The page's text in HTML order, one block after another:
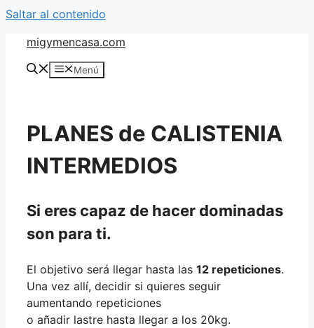
Saltar al contenido
migymencasa.com
Menú
PLANES de CALISTENIA
INTERMEDIOS
Si eres capaz de hacer dominadas
son para ti.
El objetivo será llegar hasta las 12 repeticiones.
Una vez allí, decidir si quieres seguir
aumentando repeticiones
o añadir lastre hasta llegar a los 20kg.